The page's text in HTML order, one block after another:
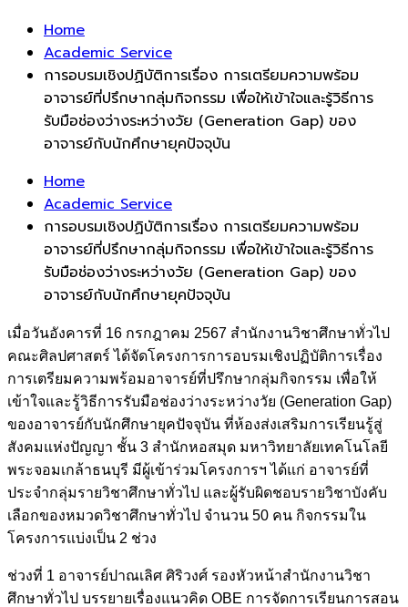
Home
Academic Service
การอบรมเชิงปฏิบัติการเรื่อง การเตรียมความพร้อม
อาจารย์ที่ปรึกษากลุ่มกิจกรรม เพื่อให้เข้าใจและรู้วิธีการ
รับมือช่องว่างระหว่างวัย (Generation Gap) ของ
อาจารย์กับนักศึกษายุคปัจจุบัน
Home
Academic Service
การอบรมเชิงปฏิบัติการเรื่อง การเตรียมความพร้อม
อาจารย์ที่ปรึกษากลุ่มกิจกรรม เพื่อให้เข้าใจและรู้วิธีการ
รับมือช่องว่างระหว่างวัย (Generation Gap) ของ
อาจารย์กับนักศึกษายุคปัจจุบัน
เมื่อวันอังคารที่ 16 กรกฎาคม 2567 สำนักงานวิชาศึกษาทั่วไป
คณะศิลปศาสตร์ ได้จัดโครงการการอบรมเชิงปฏิบัติการเรื่อง
การเตรียมความพร้อมอาจารย์ที่ปรึกษากลุ่มกิจกรรม เพื่อให้
เข้าใจและรู้วิธีการรับมือช่องว่างระหว่างวัย (Generation Gap)
ของอาจารย์กับนักศึกษายุคปัจจุบัน ที่ห้องส่งเสริมการเรียนรู้สู่
สังคมแห่งปัญญา ชั้น 3 สำนักหอสมุด มหาวิทยาลัยเทคโนโลยี
พระจอมเกล้าธนบุรี มีผู้เข้าร่วมโครงการฯ ได้แก่ อาจารย์ที่
ประจำกลุ่มรายวิชาศึกษาทั่วไป และผู้รับผิดชอบรายวิชาบังคับ
เลือกของหมวดวิชาศึกษาทั่วไป จำนวน 50 คน กิจกรรมใน
โครงการแบ่งเป็น 2 ช่วง
ช่วงที่ 1 อาจารย์ปาณเลิศ ศิริวงศ์ รองหัวหน้าสำนักงานวิชา
ศึกษาทั่วไป บรรยายเรื่องแนวคิด OBE การจัดการเรียนการสอน